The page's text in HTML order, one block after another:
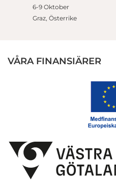
6-9 Oktober
Graz, Österrike
VÅRA FINANSIÄRER